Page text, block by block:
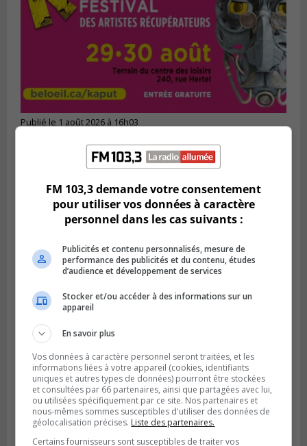
Publié le 1 août 2026 à 16h03
récupératrices
LONGUEUIL
Publié le 31 juillet 2026 à 09h28
Alexandre Da Costa s’en va diriger au
Mexique
FM 103,3 demande votre consentement
pour utiliser vos données à caractère
personnel dans les cas suivants :
Publicités et contenu personnalisés, mesure de
performance des publicités et du contenu, études
d’audience et développement de services
Stocker et/ou accéder à des informations sur un
appareil
En savoir plus
Vos données à caractère personnel seront traitées, et les
informations liées à votre appareil (cookies, identifiants
uniques et autres types de données) pourront être stockées
et consultées par 66 partenaires, ainsi que partagées avec lui,
ou utilisées spécifiquement par ce site. Nos partenaires et
nous-mêmes sommes susceptibles d'utiliser des données de
géolocalisation précises. Liste des partenaires.
Certains fournisseurs sont susceptibles de traiter vos